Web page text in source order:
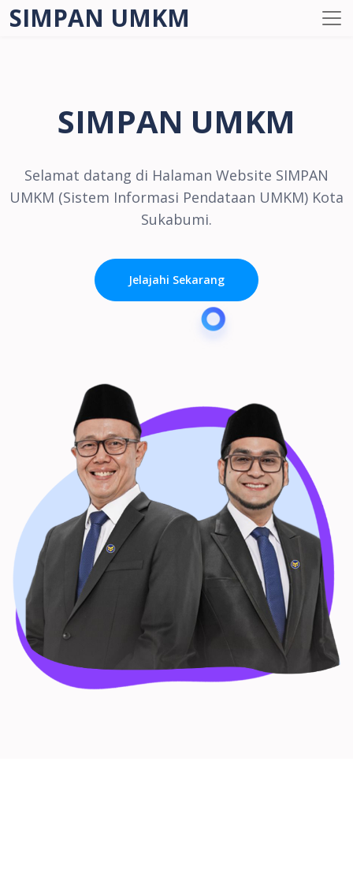
SIMPAN UMKM
SIMPAN UMKM
Selamat datang di Halaman Website SIMPAN
UMKM (Sistem Informasi Pendataan UMKM) Kota
Sukabumi.
Jelajahi Sekarang